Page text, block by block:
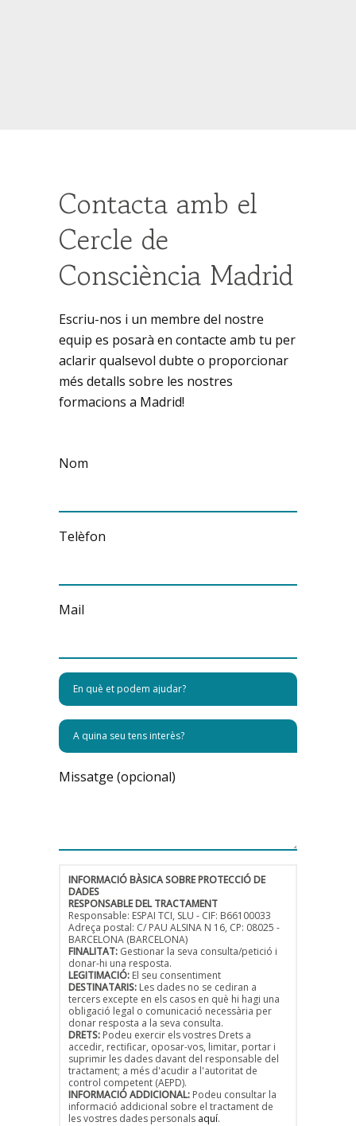
Contacta amb el
Cercle de
Consciència Madrid
Escriu-nos i un membre del nostre
equip es posarà en contacte amb tu per
aclarir qualsevol dubte o proporcionar
més detalls sobre les nostres
formacions a Madrid!
Nom
Telèfon
Mail
Missatge (opcional)
INFORMACIÓ BÀSICA SOBRE PROTECCIÓ DE
DADES
RESPONSABLE DEL TRACTAMENT
Responsable: ESPAI TCI, SLU - CIF: B66100033
Adreça postal: C/ PAU ALSINA N 16, CP: 08025 -
BARCELONA (BARCELONA)
FINALITAT: Gestionar la seva consulta/petició i
donar-hi una resposta.
LEGITIMACIÓ: El seu consentiment
DESTINATARIS: Les dades no se cediran a
tercers excepte en els casos en què hi hagi una
obligació legal o comunicació necessària per
donar resposta a la seva consulta.
DRETS: Podeu exercir els vostres Drets a
accedir, rectificar, oposar-vos, limitar, portar i
suprimir les dades davant del responsable del
tractament; a més d'acudir a l'autoritat de
control competent (AEPD).
INFORMACIÓ ADDICIONAL: Podeu consultar la
informació addicional sobre el tractament de
les vostres dades personals aquí.